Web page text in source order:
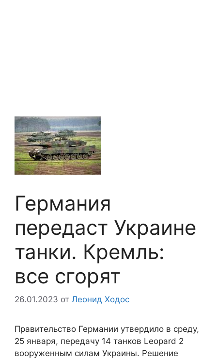
Германия
передаст Украине
танки. Кремль:
все сгорят
26.01.2023 от Леонид Ходос
Правительство Германии утвердило в среду,
25 января, передачу 14 танков Leopard 2
вооруженным силам Украины. Решение